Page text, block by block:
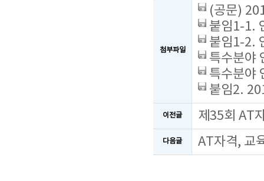
첨부파일
(공문)
붙임1-1.
붙임1-2.
특수분야
특수분야
붙임2.
이전글 제35회 AT
다음글 AT자격, 교